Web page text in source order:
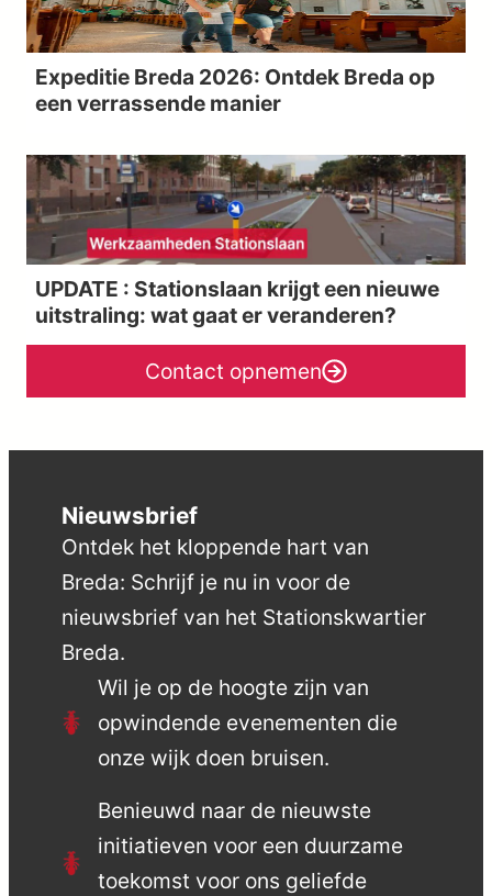
Expeditie Breda 2026: Ontdek Breda op
een verrassende manier
UPDATE : Stationslaan krijgt een nieuwe
uitstraling: wat gaat er veranderen?
Contact opnemen
Nieuwsbrief
Ontdek het kloppende hart van
Breda: Schrijf je nu in voor de
nieuwsbrief van het Stationskwartier
Breda.
Wil je op de hoogte zijn van
opwindende evenementen die
onze wijk doen bruisen.
Benieuwd naar de nieuwste
initiatieven voor een duurzame
toekomst voor ons geliefde